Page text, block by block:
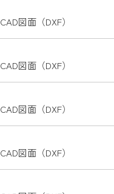
CAD図面（DXF）
CAD図面（DXF）
CAD図面（DXF）
CAD図面（DXF）